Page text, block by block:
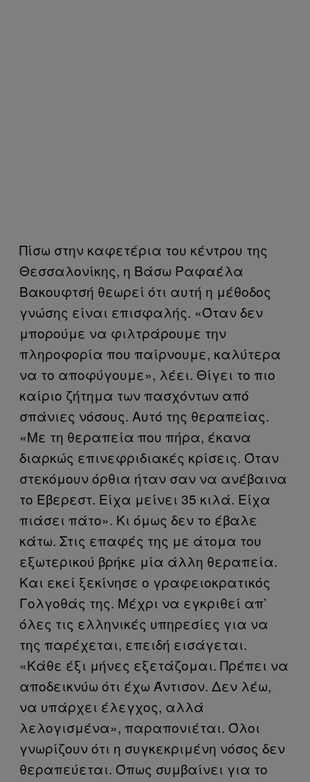
Πίσω στην καφετέρια του κέντρου της
Θεσσαλονίκης, η Βάσω Ραφαέλα
Βακουφτσή θεωρεί ότι αυτή η μέθοδος
γνώσης είναι επισφαλής. «Όταν δεν
μπορούμε να φιλτράρουμε την
πληροφορία που παίρνουμε, καλύτερα
να το αποφύγουμε», λέει. Θίγει το πιο
καίριο ζήτημα των πασχόντων από
σπάνιες νόσους. Αυτό της θεραπείας.
«Με τη θεραπεία που πήρα, έκανα
διαρκώς επινεφριδιακές κρίσεις. Όταν
στεκόμουν όρθια ήταν σαν να ανέβαινα
το Έβερεστ. Είχα μείνει 35 κιλά. Είχα
πιάσει πάτο». Κι όμως δεν το έβαλε
κάτω. Στις επαφές της με άτομα του
εξωτερικού βρήκε μία άλλη θεραπεία.
Και εκεί ξεκίνησε ο γραφειοκρατικός
Γολγοθάς της. Μέχρι να εγκριθεί απ’
όλες τις ελληνικές υπηρεσίες για να
της παρέχεται, επειδή εισάγεται.
«Κάθε έξι μήνες εξετάζομαι. Πρέπει να
αποδεικνύω ότι έχω Άντισον. Δεν λέω,
να υπάρχει έλεγχος, αλλά
λελογισμένα», παραπονιέται. Όλοι
γνωρίζουν ότι η συγκεκριμένη νόσος δεν
θεραπεύεται. Όπως συμβαίνει για το